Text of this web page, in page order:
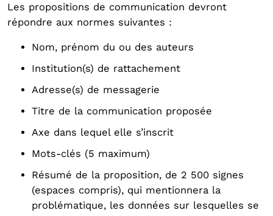
Les propositions de communication devront
répondre aux normes suivantes :
Nom, prénom du ou des auteurs
Institution(s) de rattachement
Adresse(s) de messagerie
Titre de la communication proposée
Axe dans lequel elle s’inscrit
Mots-clés (5 maximum)
Résumé de la proposition, de 2 500 signes
(espaces compris), qui mentionnera la
problématique, les données sur lesquelles se